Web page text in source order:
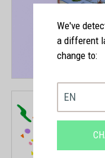
We've
a different
change to:
EN